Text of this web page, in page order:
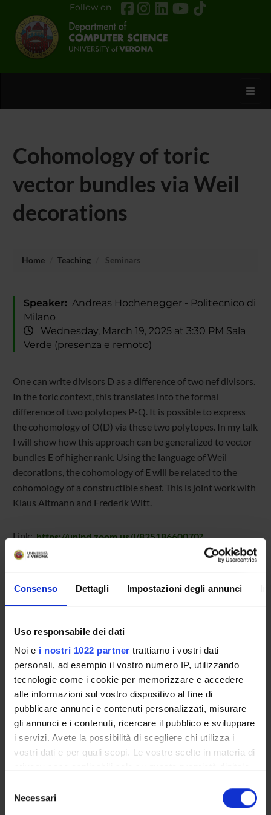
Consenso Dettagli Impostazioni degli annunci
Uso responsabile dei dati
Noi e i nostri 1022 partner trattiamo i vostri dati
personali, ad esempio il vostro numero IP, utilizzando
tecnologie come i cookie per memorizzare e accedere
alle informazioni sul vostro dispositivo al fine di
pubblicare annunci e contenuti personalizzati, misurare
gli annunci e i contenuti, ricercare il pubblico e sviluppare
i servizi. Avete la possibilità di scegliere chi utilizza i
vostri dati e per quali scopi. Le vostre scelte in materia di
modificare o revocare il proprio consenso in qualsiasi
momento dalla Dichiarazione sui cookie o facendo clic
delNecessari
Follow on
Cohomology of toric
vector bundles via Weil
decorations
Home Teaching Seminars
Speaker: Andreas Hochenegger - Politecnico di
Milano
Wednesday, March 19, 2025 at 3:30 PM Sala
Verde (presenza e remoto)
One can write divisors D as a difference of two nef divisors.
In the toric context, this translates into the formal
difference of two polytopes P-Q. It is possible to express
the cohomology of O(D) via these two polytopes. In my talk
I will show how this approach can be generalized to vector
bundles E of higher rank. Using the language of Weil
decorations, the cohomology of E will be related to the
cohomology of a constructible sheaf. This is joint work with
Klaus Altmann and Frederik Witt.
Link:https://unipd.zoom.us/j/82518660070?
pwd=RUpxL1FnZG9yVzFrOCtrM0xYMEZaZz09
Meeting ID: 825 1866 0070
Programme Director
Alessio Cipriani
External reference
Publication date
March 10, 2025